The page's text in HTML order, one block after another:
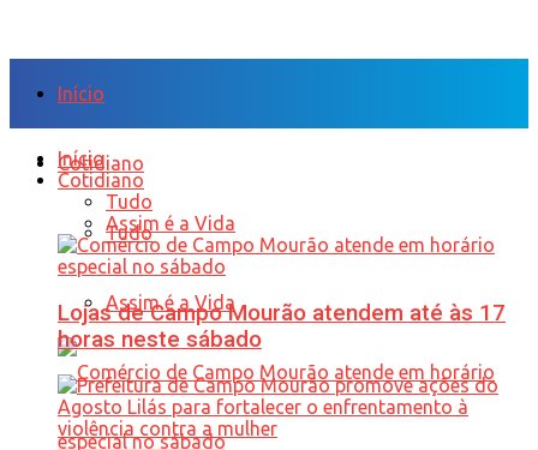
Início
Cotidiano
Tudo
Assim é a Vida
Início
Cotidiano
Tudo
Assim é a Vida
Lojas de Campo Mourão atendem até às 17
horas neste sábado